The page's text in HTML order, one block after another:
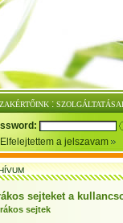
:
Elfelejtettem a jelszavam
sejteket a
sejtek